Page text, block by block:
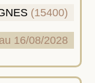
(15400)
16/08/2028